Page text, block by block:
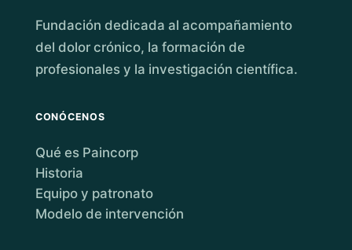
Fundación dedicada al acompañamiento
del dolor crónico, la formación de
profesionales y la investigación científica.
CONÓCENOS
Qué es Paincorp
Historia
Equipo y patronato
Modelo de intervención